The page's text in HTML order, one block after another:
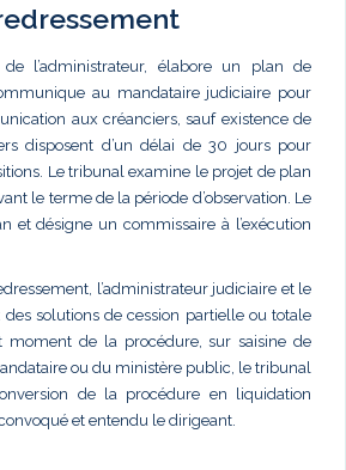
de l’administrateur, élabore un plan de
au mandataire judiciaire pour
aux créanciers, sauf existence de
disposent d’un délai de 30 jours pour
Le tribunal examine le projet de plan
le terme de la période d’observation. Le
et désigne un commissaire à l’exécution
l’administrateur judiciaire et le
solutions de cession partielle ou totale
moment de la procédure, sur saisine de
ou du ministère public, le tribunal
de la procédure en liquidation
et entendu le dirigeant.